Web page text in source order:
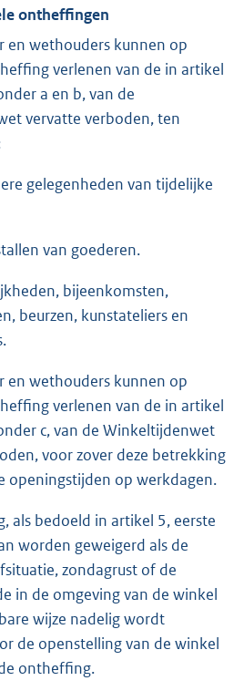
ontheffingen
en wethouders kunnen op
verlenen van de in artikel
a en b, van de
vervatte verboden, ten
gelegenheden van tijdelijke
van goederen.
bijeenkomsten,
beurzen, kunstateliers en
en wethouders kunnen op
verlenen van de in artikel
c, van de Winkeltijdenwet
voor zover deze betrekking
openingstijden op werkdagen.
als bedoeld in artikel 5, eerste
worden geweigerd als de
zondagrust of de
in de omgeving van de winkel
wijze nadelig wordt
de openstelling van de winkel
ontheffing.